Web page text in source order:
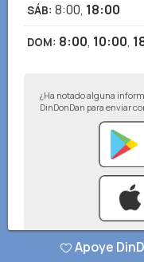
SÁB: 8:00, 18:00
DOM: 8:00, 10:00,
¿Ha notado alguna
DinDonDan para enviar
Apoye